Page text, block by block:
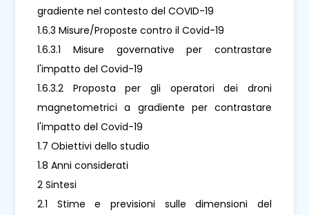
gradiente nel contesto del COVID-19
1.6.3 Misure/Proposte contro il Covid-19
1.6.3.1 Misure governative per contrastare
l'impatto del Covid-19
1.6.3.2 Proposta per gli operatori dei droni
magnetometrici a gradiente per contrastare
l'impatto del Covid-19
1.7 Obiettivi dello studio
1.8 Anni considerati
2 Sintesi
2.1 Stime e previsioni sulle dimensioni del